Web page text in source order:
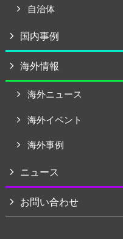
自治体
国内事例
海外情報
海外ニュース
海外イベント
海外事例
ニュース
お問い合わせ